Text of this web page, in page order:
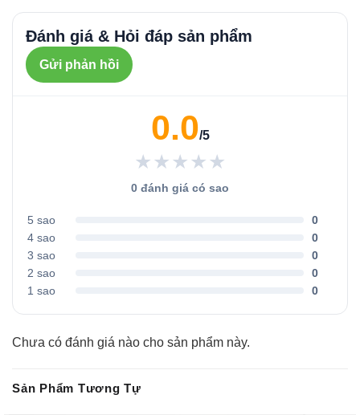
Đánh giá & Hỏi đáp sản phẩm
Gửi phản hồi
0.0/5
★★★★★
0 đánh giá có sao
5 sao
0
4 sao
0
3 sao
0
2 sao
0
1 sao
0
Chưa có đánh giá nào cho sản phẩm này.
Sản Phẩm Tương Tự